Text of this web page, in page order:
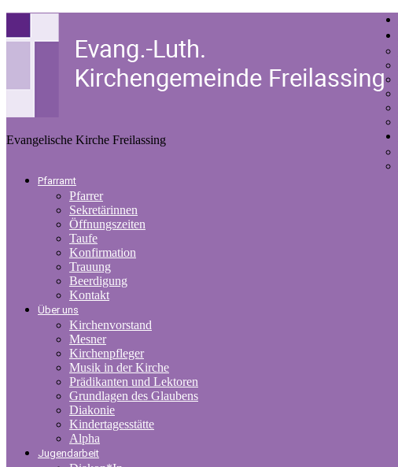
Evangelische Kirche Freilassing
Pfarramt
Pfarrer
Sekretärinnen
Öffnungszeiten
Taufe
Konfirmation
Trauung
Beerdigung
Kontakt
Über uns
Kirchenvorstand
Mesner
Kirchenpfleger
Musik in der Kirche
Prädikanten und Lektoren
Grundlagen des Glaubens
Diakonie
Kindertagesstätte
Alpha
Jugendarbeit